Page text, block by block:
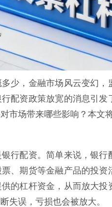
少，金融市场风云变幻
配资政策放宽的消息引
市场带来哪些影响？本文
行配资。简单来说，银
、期货等金融产品的投资
的杠杆资金，从而放大
失误，亏损也会被放大。